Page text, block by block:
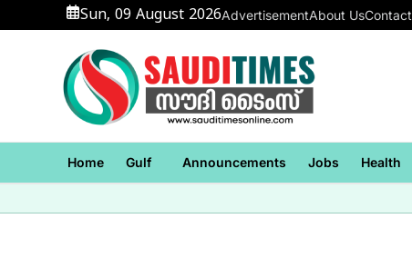
to
Sun, 09 August 2026AdvertisementAbout UsContact
Home Gulf Announcements Jobs Health